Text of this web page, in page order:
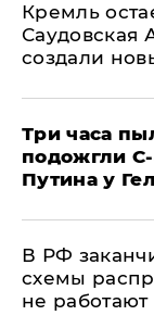
​Кремль
Саудовская
создали
Три часа
подожгли
Путина у
​В РФ
схемы
не работают